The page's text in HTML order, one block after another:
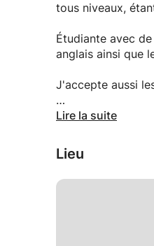
tous niveaux,
Étudiante avec
anglais ainsi que
J'accepte aussi
Je reste à votre
Lire la suite
Lieu